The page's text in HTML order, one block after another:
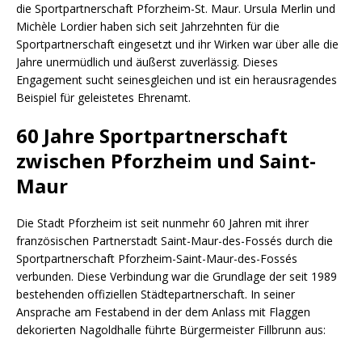
die Sportpartnerschaft Pforzheim-St. Maur. Ursula Merlin und
Michèle Lordier haben sich seit Jahrzehnten für die
Sportpartnerschaft eingesetzt und ihr Wirken war über alle die
Jahre unermüdlich und äußerst zuverlässig. Dieses
Engagement sucht seinesgleichen und ist ein herausragendes
Beispiel für geleistetes Ehrenamt.
60 Jahre Sportpartnerschaft
zwischen Pforzheim und Saint-
Maur
Die Stadt Pforzheim ist seit nunmehr 60 Jahren mit ihrer
französischen Partnerstadt Saint-Maur-des-Fossés durch die
Sportpartnerschaft Pforzheim-Saint-Maur-des-Fossés
verbunden. Diese Verbindung war die Grundlage der seit 1989
bestehenden offiziellen Städtepartnerschaft. In seiner
Ansprache am Festabend in der dem Anlass mit Flaggen
dekorierten Nagoldhalle führte Bürgermeister Fillbrunn aus: